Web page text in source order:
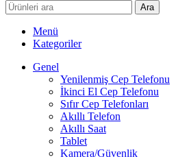
Ara
Menü
Kategoriler
Genel
Yenilenmiş Cep Telefonu
İkinci El Cep Telefonu
Sıfır Cep Telefonları
Akıllı Telefon
Akıllı Saat
Tablet
Kamera/Güvenlik